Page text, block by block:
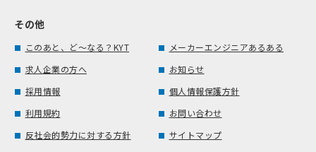
その他
このあと、ど～なる？KYT
メーカーエンジニアあるある
求人企業の方へ
お知らせ
採用情報
個人情報保護方針
利用規約
お問い合わせ
反社会的勢力に対する方針
サイトマップ